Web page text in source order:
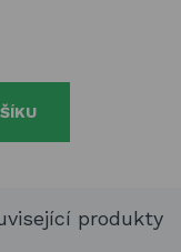
produkty